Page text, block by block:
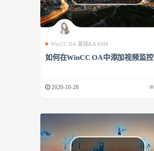
WinCC OA 基础KAASM
如何在WinCC OA中添加视频监控
2020-10-28